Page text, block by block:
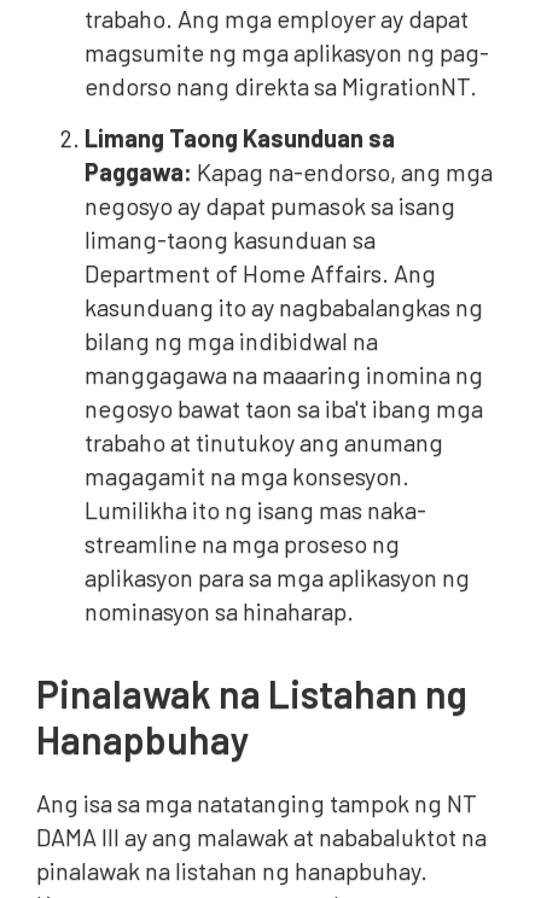
trabaho. Ang mga employer ay dapat
magsumite ng mga aplikasyon ng pag-
endorso nang direkta sa MigrationNT.
Limang Taong Kasunduan sa
Paggawa: Kapag na-endorso, ang mga
negosyo ay dapat pumasok sa isang
limang-taong kasunduan sa
Department of Home Affairs. Ang
kasunduang ito ay nagbabalangkas ng
bilang ng mga indibidwal na
manggagawa na maaaring inomina ng
negosyo bawat taon sa iba't ibang mga
trabaho at tinutukoy ang anumang
magagamit na mga konsesyon.
Lumilikha ito ng isang mas naka-
streamline na mga proseso ng
aplikasyon para sa mga aplikasyon ng
nominasyon sa hinaharap.
Pinalawak na Listahan ng
Hanapbuhay
Ang isa sa mga natatanging tampok ng NT
DAMA III ay ang malawak at nababaluktot na
pinalawak na listahan ng hanapbuhay.